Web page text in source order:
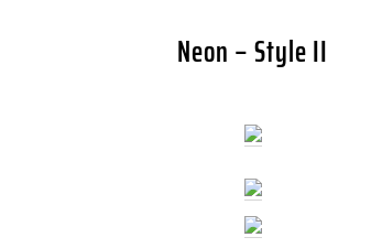
Neon – Style II